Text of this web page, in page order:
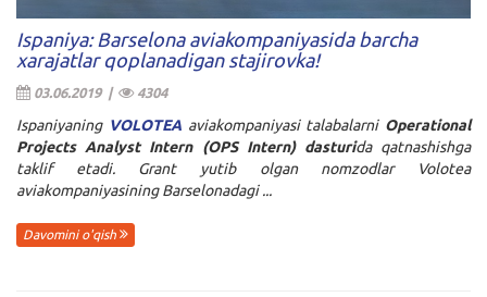
Ispaniya: Barselona aviakompaniyasida barcha
xarajatlar qoplanadigan stajirovka!
03.06.2019 | 4304
Ispaniyaning VOLOTEAaviakompaniyasi talabalarni Operational
Projects Analyst Intern (OPS Intern) dasturida qatnashishga
taklif etadi. Grant yutib olgan nomzodlar Volotea
aviakompaniyasining Barselonadagi ...
Davomini o'qish